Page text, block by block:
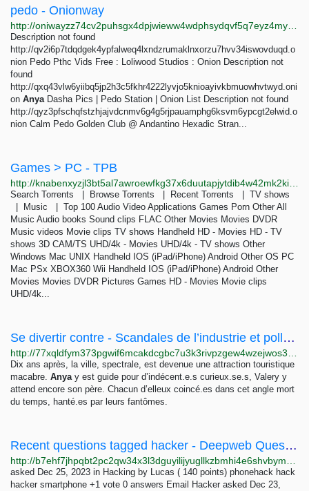
pedo - Onionway
Description not found
http://qv2i6p7tdqdgek4ypfalweq4lxndzrumaklnxorzu7hvv34iswovduqd.o
nion Pedo Pthc Vids Free : Loliwood Studios : Onion Description not
found
http://qxq43vlw6yiibq5jp2h3c5fkhr4222lyvjo5knioayivkbmuowhvtwyd.oni
on AnyaDasha Pics | Pedo Station | Onion List Description not found
http://qyz3pfschqfstzhjajvdcnmv6g4g5rjpauamphg6ksvm6ypcgt2elwid.o
nion Calm Pedo Golden Club @ Andantino Hexadic Stran...
Games > PC - TPB
Search Torrents | Browse Torrents | Recent Torrents | TV shows
| Music | Top 100 Audio Video Applications Games Porn Other All
Music Audio books Sound clips FLAC Other Movies Movies DVDR
Music videos Movie clips TV shows Handheld HD - Movies HD - TV
shows 3D CAM/TS UHD/4k - Movies UHD/4k - TV shows Other
Windows Mac UNIX Handheld IOS (iPad/iPhone) Android Other OS PC
Mac PSx XBOX360 Wii Handheld IOS (iPad/iPhone) Android Other
Movies Movies DVDR Pictures Games HD - Movies Movie clips
UHD/4k...
Se divertir contre - Scandales de l’industrie et pollutions (III) - Paris-luttes.info
Dix ans après, la ville, spectrale, est devenue une attraction touristique
macabre. Anyay est guide pour d’indécent.e.s curieux.se.s, Valery y
attend encore son père. Chacun d’elleux coincé.es dans cet angle mort
du temps, hanté.es par leurs fantômes.
Recent questions tagged hacker - Deepweb Questions and Answers
asked Dec 25, 2023 in Hacking by Lucas ( 140 points) phonehack hack
hacker smartphone +1 vote 0 answers Email Hacker asked Dec 23,